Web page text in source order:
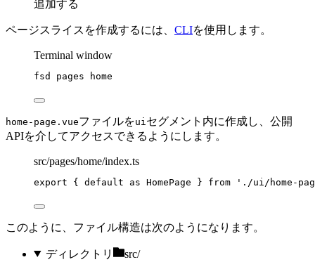
追加する
ページスライスを作成するには、 CLIを使用します。
Terminal window
fsd pages home
home-page.vueファイルをui セグメント内に作成し、公開
APIを介してアクセスできるようにします。
src/pages/home/index.ts
export { default as HomePage } from ' ./ui/home-
このように、ファイル構造は次のようになります。
ディレクトリ
src/